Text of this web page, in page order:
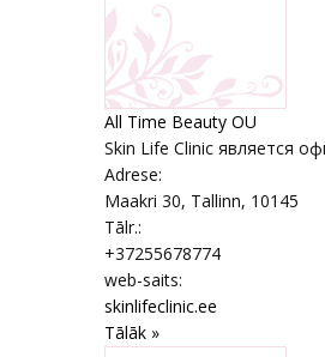
All Time Beauty OU
Skin Life Clinic является
Adrese:
Maakri 30, Tallinn, 10145
Tālr.:
+37255678774
web-saits:
skinlifeclinic.ee
Tālāk »